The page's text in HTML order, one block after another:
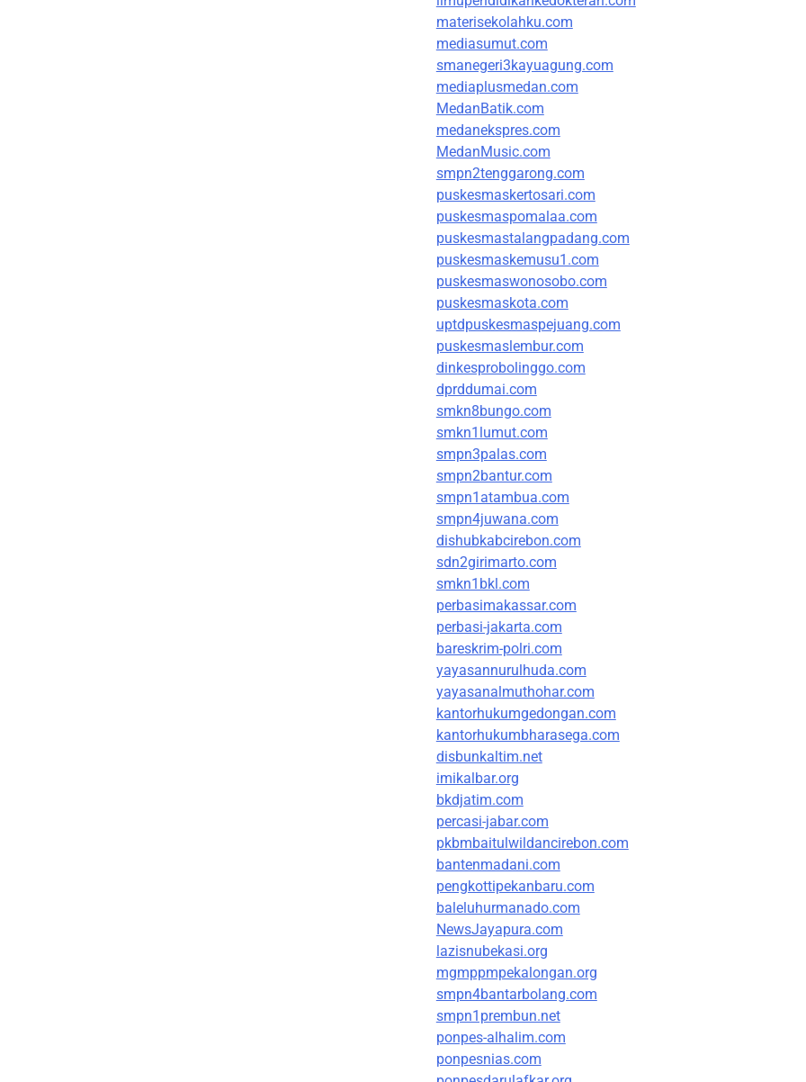
materisekolahku.com
mediasumut.com
smanegeri3kayuagung.com
mediaplusmedan.com
MedanBatik.com
medanekspres.com
MedanMusic.com
smpn2tenggarong.com
puskesmaskertosari.com
puskesmaspomalaa.com
puskesmastalangpadang.com
puskesmaskemusu1.com
puskesmaswonosobo.com
puskesmaskota.com
uptdpuskesmaspejuang.com
puskesmaslembur.com
dinkesprobolinggo.com
dprddumai.com
smkn8bungo.com
smkn1lumut.com
smpn3palas.com
smpn2bantur.com
smpn1atambua.com
smpn4juwana.com
dishubkabcirebon.com
sdn2girimarto.com
smkn1bkl.com
perbasimakassar.com
perbasi-jakarta.com
bareskrim-polri.com
yayasannurulhuda.com
yayasanalmuthohar.com
kantorhukumgedongan.com
kantorhukumbharasega.com
disbunkaltim.net
imikalbar.org
bkdjatim.com
percasi-jabar.com
pkbmbaitulwildancirebon.com
bantenmadani.com
pengkottipekanbaru.com
baleluhurmanado.com
NewsJayapura.com
lazisnubekasi.org
mgmppmpekalongan.org
smpn4bantarbolang.com
smpn1prembun.net
ponpes-alhalim.com
ponpesnias.com